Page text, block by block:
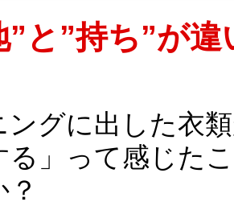
”と”持ち”が違
ングに出した衣
る」って感じた